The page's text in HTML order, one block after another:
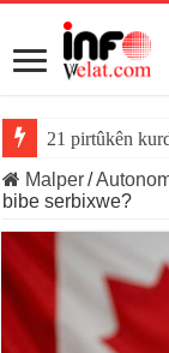
21 pirtûkên
Malper/
bibe serbixwe?